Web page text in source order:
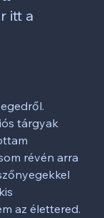
itt a
tárgyak
révén arra
az élettered.